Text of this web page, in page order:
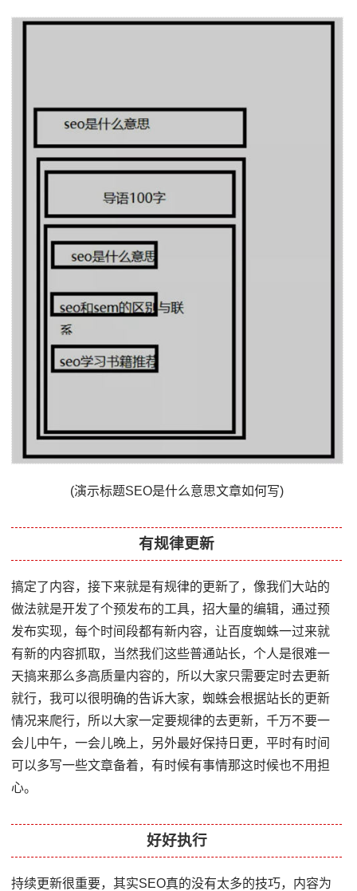
(演示标题SEO是什么意思文章如何写)
有规律更新
搞定了内容，接下来就是有规律的更新了，像我们大站的
做法就是开发了个预发布的工具，招大量的编辑，通过预
发布实现，每个时间段都有新内容，让百度蜘蛛一过来就
有新的内容抓取，当然我们这些普通站长，个人是很难一
天搞来那么多高质量内容的，所以大家只需要定时去更新
就行，我可以很明确的告诉大家，蜘蛛会根据站长的更新
情况来爬行，所以大家一定要规律的去更新，千万不要一
会儿中午，一会儿晚上，另外最好保持日更，平时有时间
可以多写一些文章备着，有时候有事情那这时候也不用担
心。
好好执行
持续更新很重要，其实SEO真的没有太多的技巧，内容为